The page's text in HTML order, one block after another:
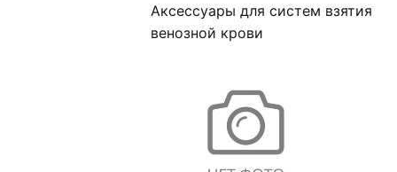
Аксессуары для систем взятия
венозной крови